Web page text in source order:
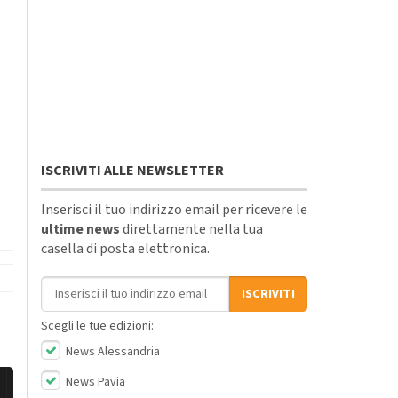
ISCRIVITI ALLE NEWSLETTER
Inserisci il tuo indirizzo email per ricevere le
ultime newsdirettamente nella tua
casella di posta elettronica.
Indirizzo email
ISCRIVITI
Scegli le tue edizioni:
News Alessandria
News Pavia